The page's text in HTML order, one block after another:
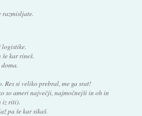
razmisljate.
logistike.
kar rineš.
Res si veliko prebral, me ga srat!
so ameri največji, najmočnejši in oh in
iz riti).
pa še kar sikaš.